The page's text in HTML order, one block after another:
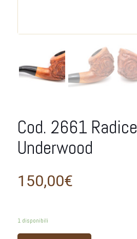
Cod. 2661 Radice
Underwood
150,00€
1 disponibili